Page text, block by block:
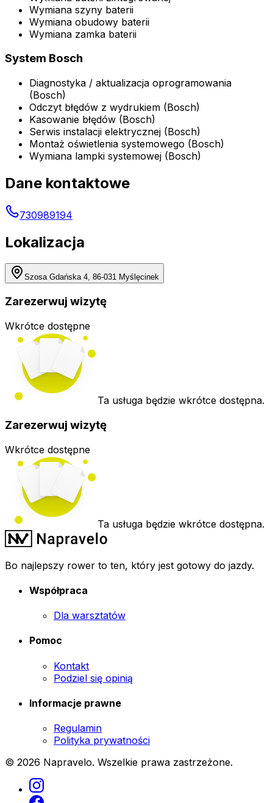
Wymiana szyny baterii
Wymiana obudowy baterii
Wymiana zamka baterii
System Bosch
Diagnostyka / aktualizacja oprogramowania
(Bosch)
Odczyt błędów z wydrukiem (Bosch)
Kasowanie błędów (Bosch)
Serwis instalacji elektrycznej (Bosch)
Montaż oświetlenia systemowego (Bosch)
Wymiana lampki systemowej (Bosch)
Dane kontaktowe
730989194
Lokalizacja
Szosa Gdańska 4, 86-031 Myślęcinek
Zarezerwuj wizytę
Wkrótce dostępne
Ta usługa będzie wkrótce dostępna.
Zarezerwuj wizytę
Wkrótce dostępne
Ta usługa będzie wkrótce dostępna.
Bo najlepszy rower to ten, który jest gotowy do jazdy.
Współpraca
Dla warsztatów
Pomoc
Kontakt
Podziel się opinią
Informacje prawne
Regulamin
Polityka prywatności
© 2026 Napravelo. Wszelkie prawa zastrzeżone.